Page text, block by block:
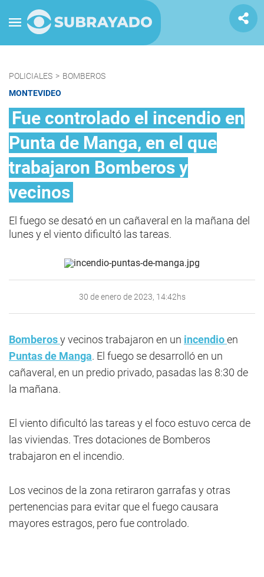
POLICIALES > BOMBEROS
MONTEVIDEO
Fue controlado el incendio en
Punta de Manga, en el que
trabajaron Bomberos y
vecinos
El fuego se desató en un cañaveral en la mañana del
lunes y el viento dificultó las tareas.
30 de enero de 2023, 14:42hs
Bomberosy vecinos trabajaron en un incendioen
Puntas de Manga. El fuego se desarrolló en un
cañaveral, en un predio privado, pasadas las 8:30 de
la mañana.
El viento dificultó las tareas y el foco estuvo cerca de
las viviendas. Tres dotaciones de Bomberos
trabajaron en el incendio.
Los vecinos de la zona retiraron garrafas y otras
pertenencias para evitar que el fuego causara
mayores estragos, pero fue controlado.